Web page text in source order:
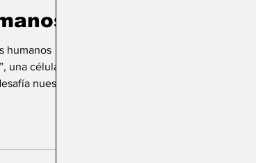
humanos
una célula
nuestras